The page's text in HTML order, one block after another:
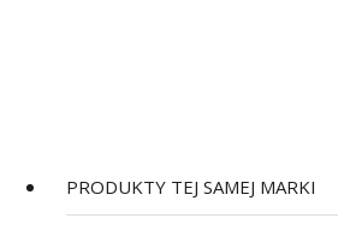
PRODUKTY TEJ SAMEJ MARKI